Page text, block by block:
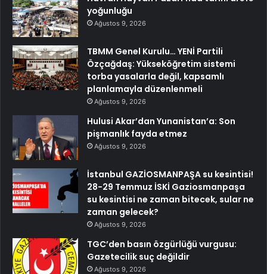
yoğunluğu
Ağustos 9, 2026
TBMM Genel Kurulu… YENİ Partili
Özçağdaş: Yükseköğretim sistemi
torba yasalarla değil, kapsamlı
planlamayla düzenlenmeli
Ağustos 9, 2026
Hulusi Akar’dan Yunanistan’a: Son
pişmanlık fayda etmez
Ağustos 9, 2026
İstanbul GAZİOSMANPAŞA su kesintisi!
28-29 Temmuz İSKİ Gaziosmanpaşa
su kesintisi ne zaman bitecek, sular ne
zaman gelecek?
Ağustos 9, 2026
TGC’den basın özgürlüğü vurgusu:
Gazetecilik suç değildir
Ağustos 9, 2026